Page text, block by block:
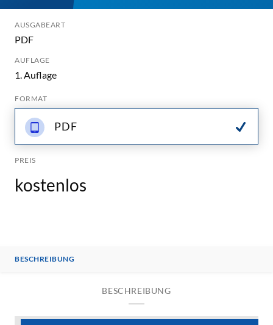
AUSGABEART
PDF
AUFLAGE
1. Auflage
FORMAT
PDF
PREIS
kostenlos
BESCHREIBUNG
BESCHREIBUNG